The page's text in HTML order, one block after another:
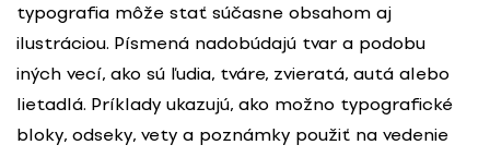
typografia môže stať súčasne obsahom aj
ilustráciou. Písmená nadobúdajú tvar a podobu
iných vecí, ako sú ľudia, tváre, zvieratá, autá alebo
lietadlá. Príklady ukazujú, ako možno typografické
bloky, odseky, vety a poznámky použiť na vedenie